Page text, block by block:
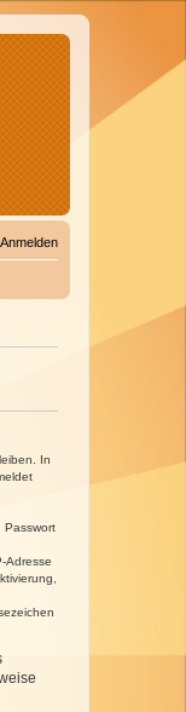
Anmelden
In
Passwort
Adresse